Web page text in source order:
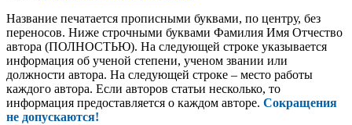
Название печатается прописными буквами, по центру, без
переносов. Ниже строчными буквами Фамилия Имя Отчество
автора (ПОЛНОСТЬЮ). На следующей строке указывается
информация об ученой степени, ученом звании или
должности автора. На следующей строке – место работы
каждого автора. Если авторов статьи несколько, то
информация предоставляется о каждом авторе. Сокращения
не допускаются!